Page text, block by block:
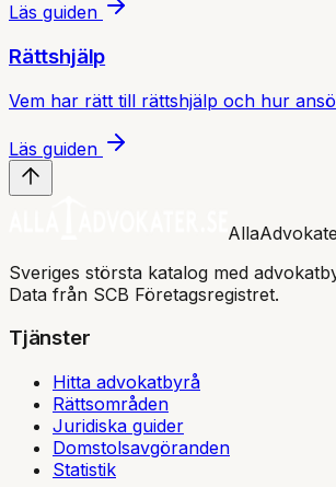
Läs guiden
Rättshjälp
Vem har rätt till rättshjälp och hur
Läs guiden
Sveriges största katalog med
Data från SCB Företagsregistret.
Tjänster
Hitta advokatbyrå
Rättsområden
Juridiska guider
Domstolsavgöranden
Statistik